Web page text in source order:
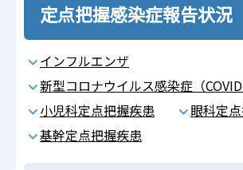
定点把握感染症報告状況
インフルエンザ
新型コロナウイルス感染症（
小児科定点把握疾患
眼科定
基幹定点把握疾患